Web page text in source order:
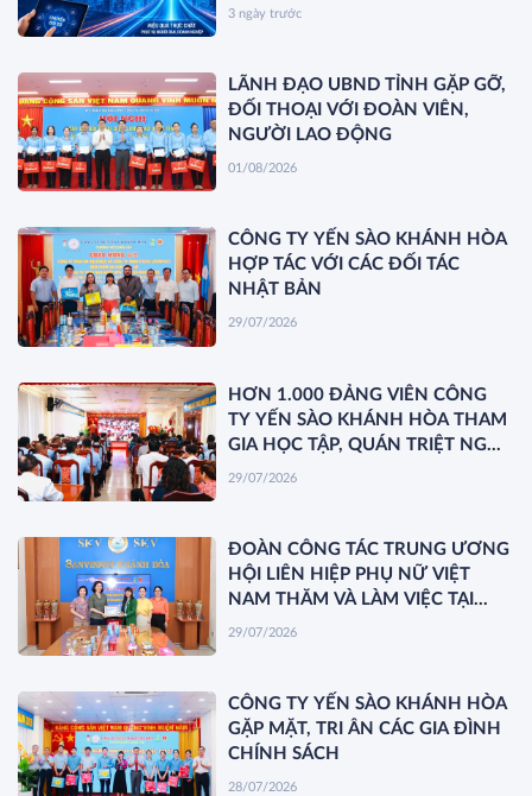
3 ngày trước
LÃNH ĐẠO UBND TỈNH GẶP GỠ,
ĐỐI THOẠI VỚI ĐOÀN VIÊN,
NGƯỜI LAO ĐỘNG
01/08/2026
CÔNG TY YẾN SÀO KHÁNH HÒA
HỢP TÁC VỚI CÁC ĐỐI TÁC
NHẬT BẢN
29/07/2026
HƠN 1.000 ĐẢNG VIÊN CÔNG
TY YẾN SÀO KHÁNH HÒA THAM
GIA HỌC TẬP, QUÁN TRIỆT NGHỊ
QUYẾT HỘI NGHỊ TRUNG ƯƠNG
29/07/2026
ĐOÀN CÔNG TÁC TRUNG ƯƠNG
HỘI LIÊN HIỆP PHỤ NỮ VIỆT
NAM THĂM VÀ LÀM VIỆC TẠI
YẾN SÀO KHÁNH HÒA
29/07/2026
CÔNG TY YẾN SÀO KHÁNH HÒA
GẶP MẶT, TRI ÂN CÁC GIA ĐÌNH
CHÍNH SÁCH
28/07/2026